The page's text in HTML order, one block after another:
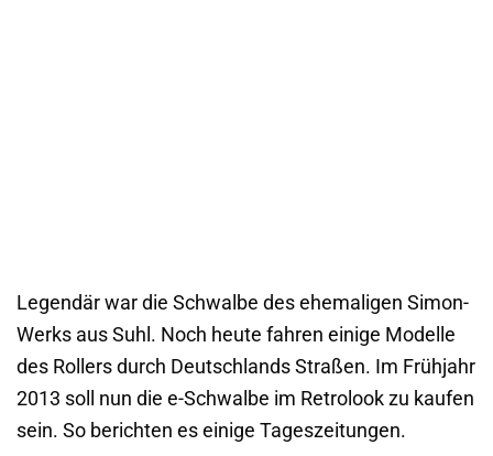
Legendär war die Schwalbe des ehemaligen Simon-
Werks aus Suhl. Noch heute fahren einige Modelle
des Rollers durch Deutschlands Straßen. Im Frühjahr
2013 soll nun die e-Schwalbe im Retrolook zu kaufen
sein. So berichten es einige Tageszeitungen.